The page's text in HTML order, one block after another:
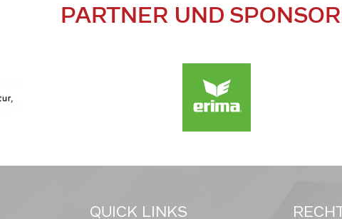
PARTNER UND
QUICK LINKS